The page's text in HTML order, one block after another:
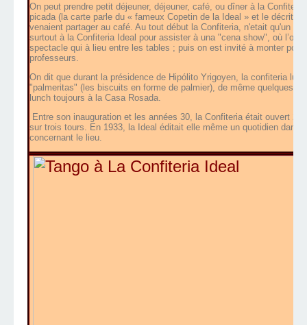
On peut prendre petit déjeuner, déjeuner, café, ou dîner à la
picada (la carte parle du « fameux Copetin de la Ideal » et le décrit
venaient partager au café. Au tout début la Confiteria, n'etait qu'un
surtout à la Confiteria Ideal pour assister à una "cena show", où l’on
spectacle qui à lieu entre les tables ; puis on est invité à monter pour
professeurs.
On dit que durant la présidence de Hipólito Yrigoyen, la confiteria lui
"palmeritas" (les biscuits en forme de palmier), de même quelques
lunch toujours à la Casa Rosada.
Entre son inauguration et les années 30, la Confiteria était ouvert
sur trois tours. En 1933, la Ideal éditait elle même un quotidien
concernant le lieu.